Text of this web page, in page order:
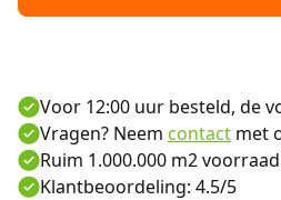
Voor 12:00 uur besteld, de
Vragen? Neem contact met
Ruim 1.000.000 m2
Klantbeoordeling: 4.5/5